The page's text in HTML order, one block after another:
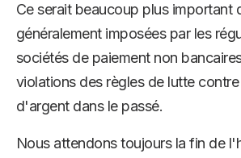
Ce serait beaucoup plus important
généralement imposées par les
sociétés de paiement non
violations des règles de lutte
d'argent dans le passé.
Nous attendons toujours la fin de